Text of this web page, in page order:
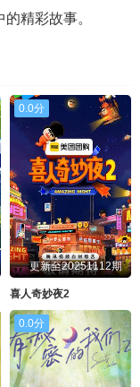
精彩故事。
0.0分
更新至20251112期
喜人奇妙夜2
0.0分